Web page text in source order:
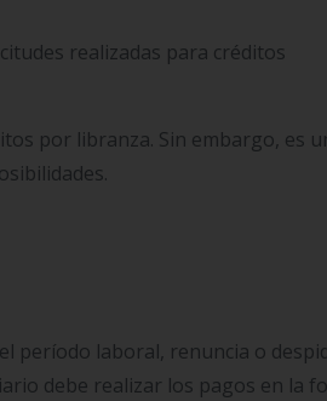
realizadas para créditos
por libranza. Sin embargo, es
período laboral, renuncia o
debe realizar los pagos en la